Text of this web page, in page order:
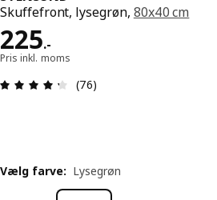
Skuffefront, lysegrøn, 80x40 cm
225.-
Pris 225.-
Pris inkl. moms
Anmeldelse: 4.3 Ud af
(76)
Vælg farve: Lysegrøn